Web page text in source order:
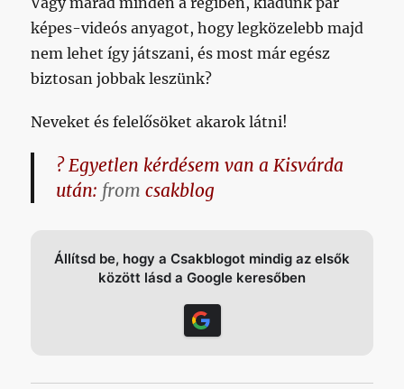
képes-videós anyagot, hogy legközelebb majd
nem lehet így játszani, és most már egész
biztosan jobbak leszünk?
Neveket és felelősöket akarok látni!
? Egyetlen kérdésem van a Kisvárda
után: fromcsakblog
Állítsd be, hogy a Csakblogot mindig az elsők
között lásd a Google keresőben